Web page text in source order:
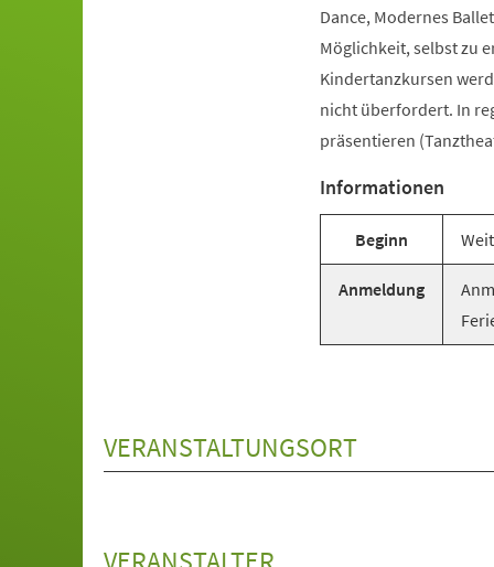
Dance, Modernes
Möglichkeit, selbst zu
Kindertanzkursen
nicht überfordert. In
präsentieren
Informationen
Beginn
Anmeldung
VERANSTALTUNGSORT